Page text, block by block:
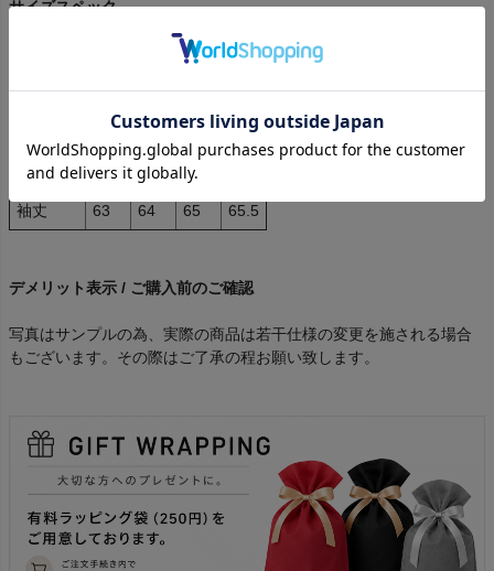
サイズスペック
L XL
49.5
着丈 65 67 69
袖丈 63 64 65 65.5
デメリット表示 / ご購入前のご確認
写真はサンプルの為、実際の商品は若干仕様の変更を施される場合
もございます。その際はご了承の程お願い致します。